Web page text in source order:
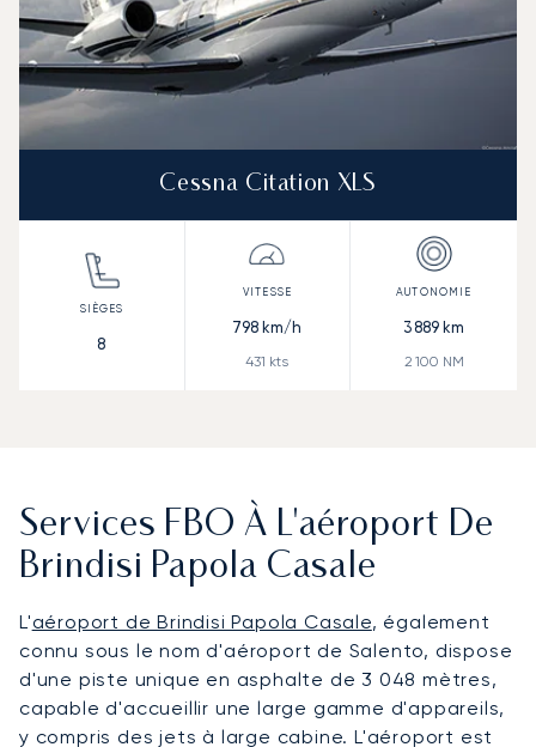
Cessna Citation XLS
8
798 km/h
431 kts
3 889 km
2 100 NM
Services FBO À L'aéroport De
Brindisi Papola Casale
L'aéroport de Brindisi Papola Casale, également
connu sous le nom d'aéroport de Salento, dispose
d'une piste unique en asphalte de 3 048 mètres,
capable d'accueillir une large gamme d'appareils,
y compris des jets à large cabine. L'aéroport est